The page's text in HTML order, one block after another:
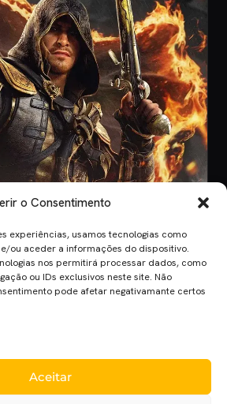
o Consentimento
experiências, usamos tecnologias como
ou aceder a informações do dispositivo.
nos permitirá processar dados, como
ou IDs exclusivos neste site. Não
pode afetar negativamante certos
Aceitar
Black Flag Resynced no
de 2026